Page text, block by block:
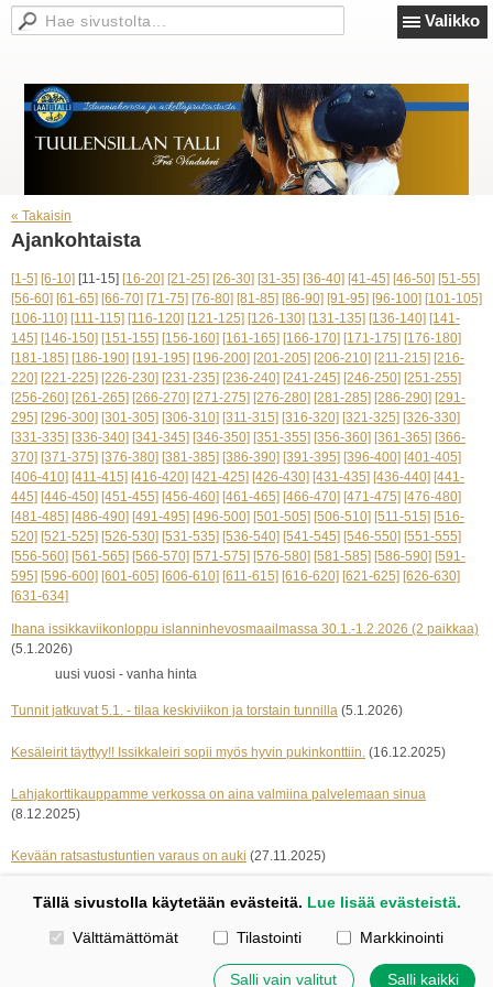
Valikko
« Takaisin
Ajankohtaista
[1-5] [6-10] [11-15] [16-20] [21-25] [26-30] [31-35] [36-40] [41-45] [46-50] [51-55]
[56-60] [61-65] [66-70] [71-75] [76-80] [81-85] [86-90] [91-95] [96-100] [101-105]
[106-110] [111-115] [116-120] [121-125] [126-130] [131-135] [136-140] [141-
145] [146-150] [151-155] [156-160] [161-165] [166-170] [171-175] [176-180]
[181-185] [186-190] [191-195] [196-200] [201-205] [206-210] [211-215] [216-
220] [221-225] [226-230] [231-235] [236-240] [241-245] [246-250] [251-255]
[256-260] [261-265] [266-270] [271-275] [276-280] [281-285] [286-290] [291-
295] [296-300] [301-305] [306-310] [311-315] [316-320] [321-325] [326-330]
[331-335] [336-340] [341-345] [346-350] [351-355] [356-360] [361-365] [366-
370] [371-375] [376-380] [381-385] [386-390] [391-395] [396-400] [401-405]
[406-410] [411-415] [416-420] [421-425] [426-430] [431-435] [436-440] [441-
445] [446-450] [451-455] [456-460] [461-465] [466-470] [471-475] [476-480]
[481-485] [486-490] [491-495] [496-500] [501-505] [506-510] [511-515] [516-
520] [521-525] [526-530] [531-535] [536-540] [541-545] [546-550] [551-555]
[556-560] [561-565] [566-570] [571-575] [576-580] [581-585] [586-590] [591-
595] [596-600] [601-605] [606-610] [611-615] [616-620] [621-625] [626-630]
[631-634]
Ihana issikkaviikonloppu islanninhevosmaailmassa 30.1.-1.2.2026 (2 paikkaa)
(5.1.2026)
uusi vuosi - vanha hinta
Tunnit jatkuvat 5.1. - tilaa keskiviikon ja torstain tunnilla (5.1.2026)
Kesäleirit täyttyy!! Issikkaleiri sopii myös hyvin pukinkonttiin. (16.12.2025)
Lahjakorttikauppamme verkossa on aina valmiina palvelemaan sinua
(8.12.2025)
Kevään ratsastustuntien varaus on auki (27.11.2025)
« edelliset 5 seuraavat 5 »
Evästeet
Tällä sivustolla käytetään evästeitä. Lue lisää evästeistä.
Valitse käytettävät evästeet
Välttämättömät Tilastointi Markkinointi
Salli vain valitut Salli kaikki